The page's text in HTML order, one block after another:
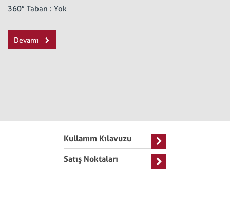
360° Taban : Yok
Devamı
Kullanım Kılavuzu
Satış Noktaları